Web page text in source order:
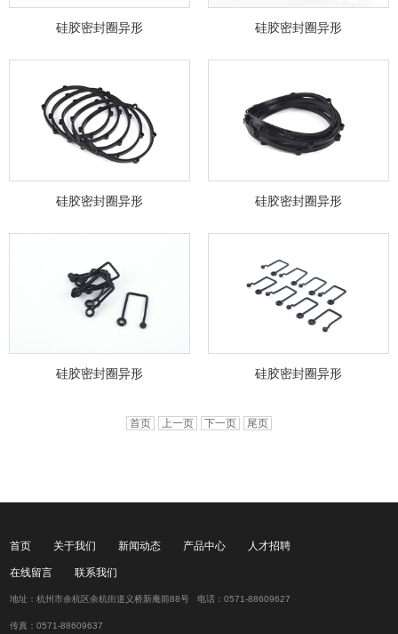
硅胶密封圈异形 硅胶密封圈异形
硅胶密封圈异形 硅胶密封圈异形
硅胶密封圈异形 硅胶密封圈异形
首页 上一页 下一页 尾页
首页 关于我们 新闻动态 产品中心 人才招聘
在线留言 联系我们
地址：杭州市余杭区余杭街道义桥新庵前88号 电话：0571-88609627
传真：0571-88609637